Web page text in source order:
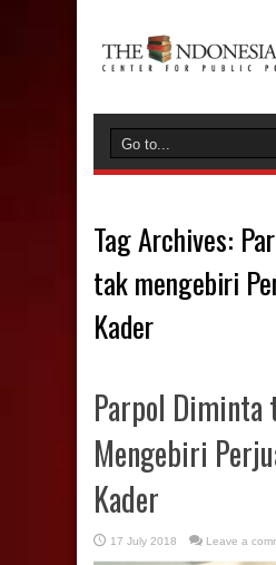
Tag Archives:
tak mengebiri
Kader
Parpol Diminta
Mengebiri
Kader
17 July 2018 Leave a